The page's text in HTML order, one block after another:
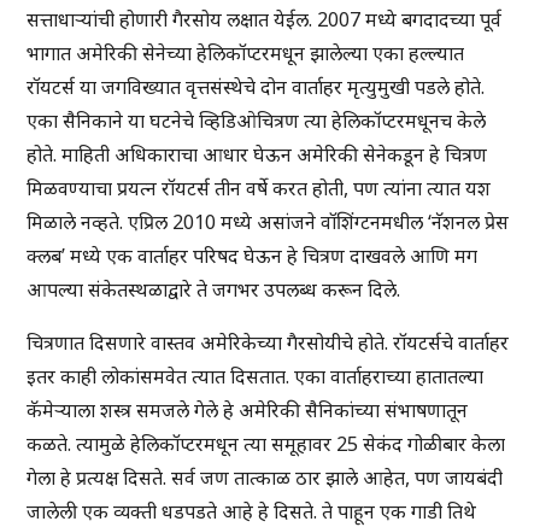
सत्ताधाऱ्यांची होणारी गैरसोय लक्षात येईल. 2007 मध्ये बगदादच्या पूर्व
भागात अमेरिकी सेनेच्या हेलिकॉप्टरमधून झालेल्या एका हल्ल्यात
रॉयटर्स या जगविख्यात वृत्तसंस्थेचे दोन वार्ताहर मृत्युमुखी पडले होते.
एका सैनिकाने या घटनेचे व्हिडिओचित्रण त्या हेलिकॉप्टरमधूनच केले
होते. माहिती अधिकाराचा आधार घेऊन अमेरिकी सेनेकडून हे चित्रण
मिळवण्याचा प्रयत्न रॉयटर्स तीन वर्षे करत होती, पण त्यांना त्यात यश
मिळाले नव्हते. एप्रिल 2010 मध्ये असांजने वॉशिंग्टनमधील ‘नॅशनल प्रेस
क्लब’ मध्ये एक वार्ताहर परिषद घेऊन हे चित्रण दाखवले आणि मग
आपल्या संकेतस्थळाद्वारे ते जगभर उपलब्ध करून दिले.
चित्रणात दिसणारे वास्तव अमेरिकेच्या गैरसोयीचे होते. रॉयटर्सचे वार्ताहर
इतर काही लोकांसमवेत त्यात दिसतात. एका वार्ताहराच्या हातातल्या
कॅमेऱ्याला शस्त्र समजले गेले हे अमेरिकी सैनिकांच्या संभाषणातून
कळते. त्यामुळे हेलिकॉप्टरमधून त्या समूहावर 25 सेकंद गोळीबार केला
गेला हे प्रत्यक्ष दिसते. सर्व जण तात्काळ ठार झाले आहेत, पण जायबंदी
जालेली एक व्यक्ती धडपडते आहे हे दिसते. ते पाहून एक गाडी तिथे